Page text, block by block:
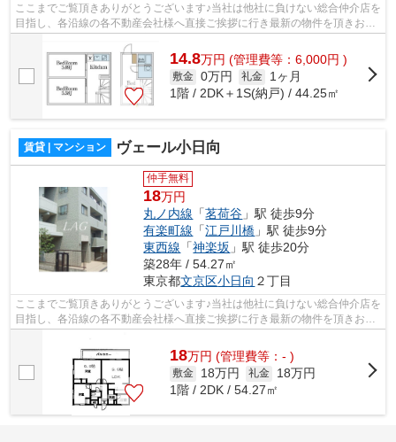
ここまでご覧頂きありがとうございます♪当社は他社に負けない総合仲介店を
目指し、各沿線の各不動産会社様へ直接ご挨拶に行き最新の物件を頂きお客
様へ提供しております！最新の情報は...
14.8万円 (管理費等：6,000円 )
敷金 0万円 礼金
1ヶ月
1階 / 2DK＋1S(納戸) / 44.25㎡
賃貸 | マンション ヴェール小日向
仲手無料
18万円
丸ノ内線 「茗荷谷 」駅 徒歩9分
有楽町線 「江戸川橋 」駅 徒歩9分
東西線 「神楽坂 」駅 徒歩20分
築28年 / 54.27㎡
東京都文京区小日向 ２丁目
ここまでご覧頂きありがとうございます♪当社は他社に負けない総合仲介店を
目指し、各沿線の各不動産会社様へ直接ご挨拶に行き最新の物件を頂きお客
18万円 (管理費等：- )
敷金 18万円 礼金
18万円
1階 / 2DK / 54.27㎡